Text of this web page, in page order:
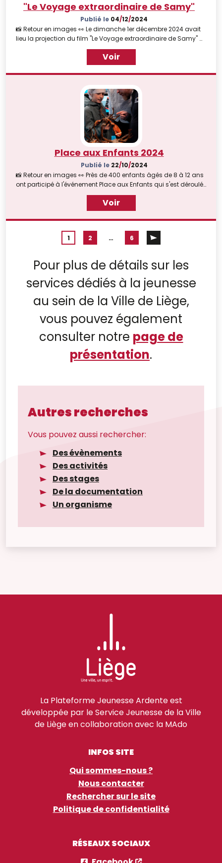
"Le Voyage extraordinaire de Samy"
Publié le 04/12/2024
📸 Retour en images 👀 Le dimanche 1er décembre 2024 avait
lieu la projection du film "Le Voyage extraordinaire de Samy" à
la Cité Miroir dans le cadre du Festival du film Politik 2024 🎬🐢
Voir
Place aux Enfants 2024
Publié le 22/10/2024
📸 Retour en images 👀 Près de 400 enfants âgés de 8 à 12 ans
ont participé à l'événement Place aux Enfants qui s'est déroulé
à Liège le samedi 19 octobre 2024 auprès de 22 opérateurs
Voir
1 2 … 6
Pour plus de détails sur les
services dédiés à la jeunesse
au sein de la Ville de Liège,
vous pouvez également
consulter notre page de
présentation.
Autres recherches
Vous pouvez aussi rechercher:
Des évènements
Des activités
Des stages
De la documentation
Un organisme
La Plateforme Jeunesse Ardente est
développée par le Service Jeunesse de la Ville
de Liège en collaboration avec la MAdo
INFOS SITE
Qui sommes-nous ?
Nous contacter
Rechercher sur le site
Politique de confidentialité
RÉSEAUX SOCIAUX